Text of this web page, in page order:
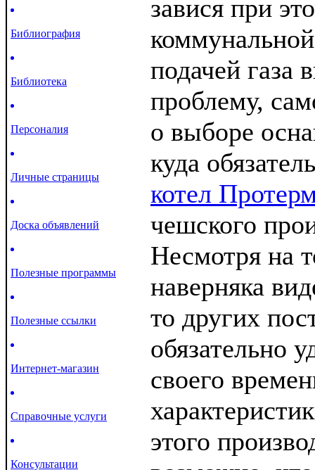
Библиография
Библиотека
Персоналия
Личные страницы
Доска объявлений
Полезные программы
Полезные ссылки
Интернет-магазин
Справочные услуги
Консультации
завися при
подачей газа
проблему,
о выборе
куда
котел
чешского
Несмотря на
наверняка
то других
обязательно
своего
этого